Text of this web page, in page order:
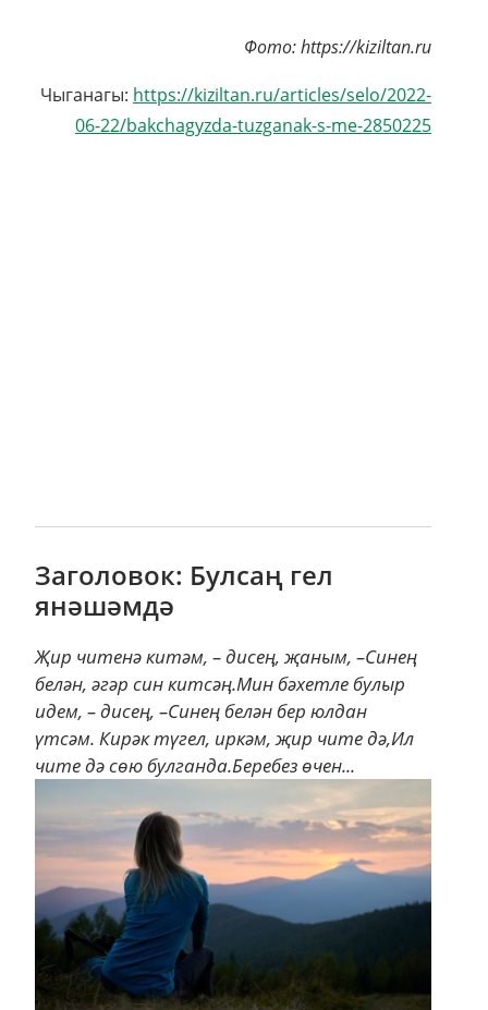
Фото: https://kiziltan.ru
Чыганагы: https://kiziltan.ru/articles/selo/2022-
06-22/bakchagyzda-tuzganak-s-me-2850225
Заголовок: Булсаң гел
янәшәмдә
Җир читенә китәм, – дисең, җаным, –Синең
белән, әгәр син китсәң.Мин бәхетле булыр
идем, – дисең, –Синең белән бер юлдан
үтсәм. Кирәк түгел, иркәм, җир чите дә,Ил
чите дә сөю булганда.Беребез өчен...